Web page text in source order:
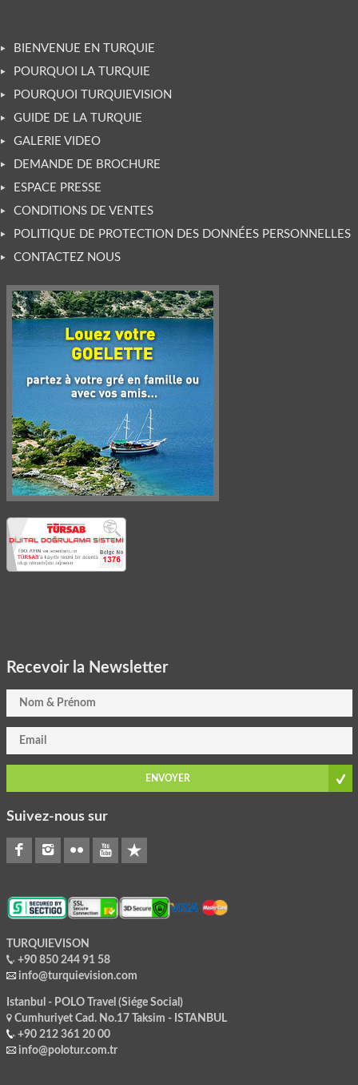
BIENVENUE EN TURQUIE
POURQUOI LA TURQUIE
POURQUOI TURQUIEVISION
GUIDE DE LA TURQUIE
GALERIE VIDEO
DEMANDE DE BROCHURE
ESPACE PRESSE
CONDITIONS DE VENTES
POLITIQUE DE PROTECTION DES DONNÉES PERSONNELLES
CONTACTEZ NOUS
Recevoir la Newsletter
ENVOYER
Suivez-nous sur
TURQUIEVISON
+90 850 244 91 58
info@turquievision.com
Istanbul - POLO Travel (Siége Social)
Cumhuriyet Cad. No.17 Taksim - ISTANBUL
+90 212 361 20 00
info@polotur.com.tr